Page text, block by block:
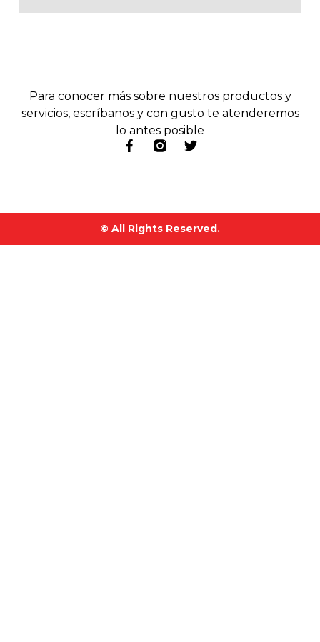
Para conocer más sobre nuestros productos y
servicios, escríbanos y con gusto te atenderemos
lo antes posible
© All Rights Reserved.